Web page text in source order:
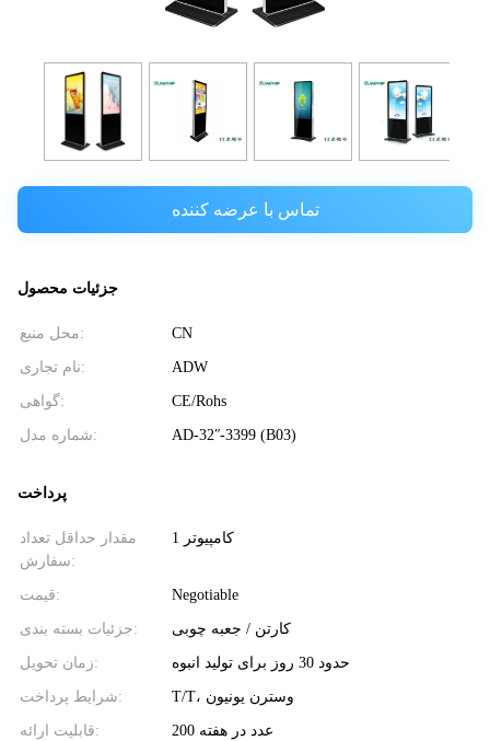
تماس با عرضه کننده
جزئیات محصول
محل منبع: CN
نام تجاری: ADW
گواهی: CE/Rohs
شماره مدل: AD-32ʺ-3399 (B03)
پرداخت
مقدار حداقل تعداد
سفارش:
1 کامپیوتر
قیمت: Negotiable
جزئیات بسته بندی: کارتن / جعبه چوبی
زمان تحویل: حدود 30 روز برای تولید انبوه
شرایط پرداخت: T/T، وسترن یونیون
قابلیت ارائه: 200 عدد در هفته